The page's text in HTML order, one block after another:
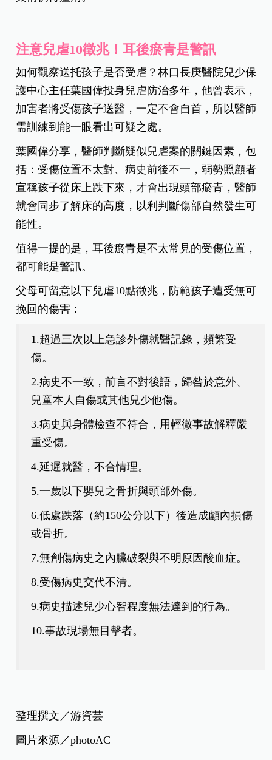
注意兒虐10徵兆！耳後瘀青是警訊
如何觀察送托孩子是否受虐？林口長庚醫院兒少保
護中心主任葉國偉投身兒虐防治多年，他曾表示，
加害者將受傷孩子送醫，一定不會自首，所以醫師
需訓練到能一眼看出可疑之處。
葉國偉分享，醫師判斷疑似兒虐案的關鍵因素，包
括：受傷位置不太對、病史前後不一，弱勢照顧者
宣稱孩子從床上跌下來，才會出現頭部瘀青，醫師
就會同步了解床的高度，以利判斷傷部自然發生可
能性。
值得一提的是，耳後瘀青是不太常見的受傷位置，
都可能是警訊。
父母可留意以下兒虐10點徵兆，防範孩子遭受無可
挽回的傷害：
1.超過三次以上急診外傷就醫記錄，頻繁受
傷。
2.病史不一致，前言不對後語，歸咎於意外、
兒童本人自傷或其他兒少他傷。
3.病史與身體檢查不符合，用輕微事故解釋嚴
重受傷。
4.延遲就醫，不合情理。
5.一歲以下嬰兒之骨折與頭部外傷。
6.低處跌落（約150公分以下）後造成顱內損傷
或骨折。
7.無創傷病史之內臟破裂與不明原因酸血症。
8.受傷病史交代不清。
9.病史描述兒少心智程度無法達到的行為。
10.事故現場無目擊者。
整理撰文／游資芸
圖片來源／photoAC